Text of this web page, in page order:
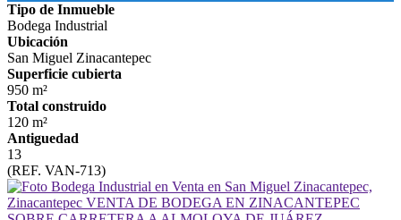
Tipo de Inmueble
Bodega Industrial
Ubicación
San Miguel Zinacantepec
Superficie cubierta
950 m²
Total construido
120 m²
Antiguedad
13
(REF. VAN-713)